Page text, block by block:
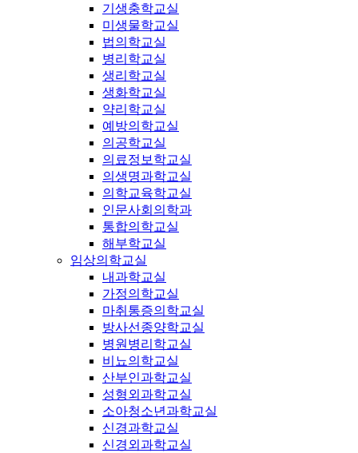
기생충학교실
미생물학교실
법의학교실
병리학교실
생리학교실
생화학교실
약리학교실
예방의학교실
의공학교실
의료정보학교실
의생명과학교실
의학교육학교실
인문사회의학과
통합의학교실
해부학교실
임상의학교실
내과학교실
가정의학교실
마취통증의학교실
방사선종양학교실
병원병리학교실
비뇨의학교실
산부인과학교실
성형외과학교실
소아청소년과학교실
신경과학교실
신경외과학교실